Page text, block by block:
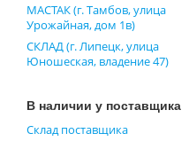
МАСТАК (г. Тамбов, улица
Урожайная, дом 1в)
СКЛАД (г. Липецк, улица
Юношеская, владение 47)
В наличии у поставщика
Склад поставщика